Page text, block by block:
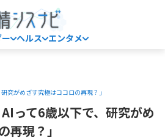
ヘルス エンタメ
究がめざす究極はココロの再現？」
って6歳以下で、研究がめ
再現？」